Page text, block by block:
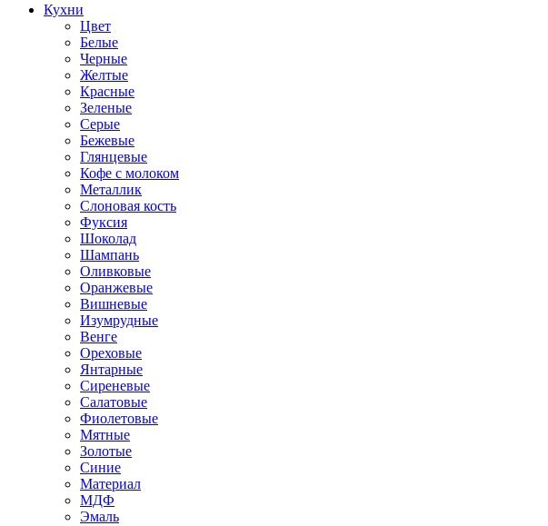
Кухни
Цвет
Белые
Черные
Желтые
Красные
Зеленые
Серые
Бежевые
Глянцевые
Кофе с молоком
Металлик
Слоновая кость
Фуксия
Шоколад
Шампань
Оливковые
Оранжевые
Вишневые
Изумрудные
Венге
Ореховые
Янтарные
Сиреневые
Салатовые
Фиолетовые
Мятные
Золотые
Синие
Материал
МДФ
Эмаль